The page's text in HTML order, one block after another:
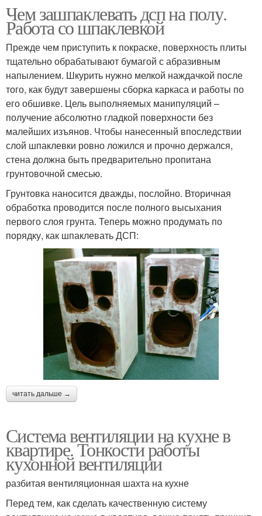
Чем зашпаклевать дсп на полу.
Работа со шпаклевкой
Прежде чем приступить к покраске, поверхность плиты
тщательно обрабатывают бумагой с абразивным
напылением. Шкурить нужно мелкой наждачкой после
того, как будут завершены сборка каркаса и работы по
его обшивке. Цель выполняемых манипуляций –
получение абсолютно гладкой поверхности без
малейших изъянов. Чтобы нанесенный впоследствии
слой шпаклевки ровно ложился и прочно держался,
стена должна быть предварительно пропитана
грунтовочной смесью.
Грунтовка наносится дважды, послойно. Вторичная
обработка проводится после полного высыхания
первого слоя грунта. Теперь можно продумать по
порядку, как шпаклевать ДСП:
читать дальше →
Система вентиляции на кухне в
квартире. Тонкости работы
кухонной вентиляции
разбитая вентиляционная шахта на кухне
Перед тем, как сделать качественную систему